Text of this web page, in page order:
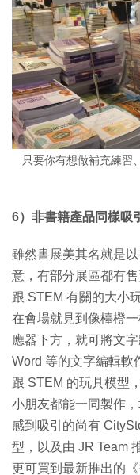
只要你有想做補充練習
6）非書籍產品同樣吸引
雖然書展美其名就是
意，有部分展區都有
跟 STEM 有關的大小
在會場就見到像檯橙
應器下方，就可將文
Word 等的文字編輯軟
跟 STEM 的玩具模型
小朋友都能一同製作
感到吸引的尚有
型，以及由 JR Team
更可買到最新推出的